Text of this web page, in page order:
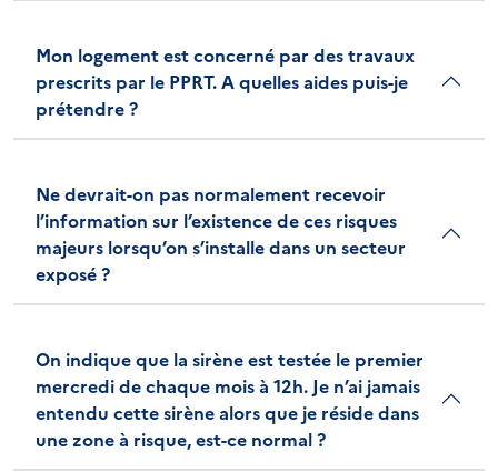
Mon logement est concerné par des travaux
prescrits par le PPRT. A quelles aides puis-je
prétendre ?
Ne devrait-on pas normalement recevoir
l’information sur l’existence de ces risques
majeurs lorsqu’on s’installe dans un secteur
exposé ?
On indique que la sirène est testée le premier
mercredi de chaque mois à 12h. Je n’ai jamais
entendu cette sirène alors que je réside dans
une zone à risque, est-ce normal ?